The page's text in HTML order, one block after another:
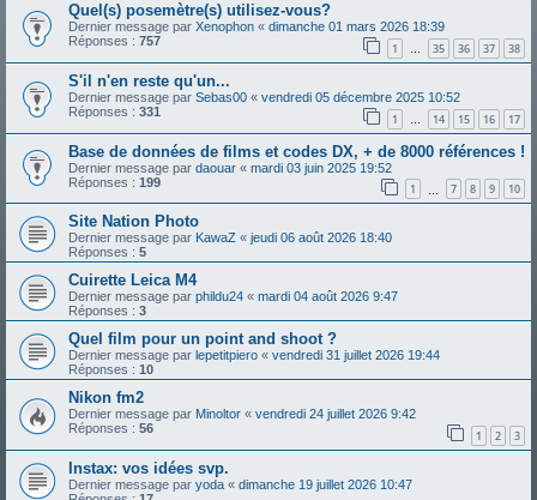
Quel(s) posemètre(s) utilisez-vous?
Dernier message par Xenophon « dimanche 01 mars 2026 18:39
Réponses : 757 1 … 35 36 37 38
S'il n'en reste qu'un...
Dernier message par Sebas00 « vendredi 05 décembre 2025 10:52
Réponses : 331 1 … 14 15 16 17
Base de données de films et codes DX, + de 8000 références !
Dernier message par daouar « mardi 03 juin 2025 19:52
Réponses : 199 1 7 8 9 10
Site Nation Photo
Dernier message par KawaZ « jeudi 06 août 2026 18:40
Réponses : 5
Cuirette Leica M4
Dernier message par phildu24 « mardi 04 août 2026 9:47
Réponses : 3
Quel film pour un point and shoot ?
Dernier message par lepetitpiero « vendredi 31 juillet 2026 19:44
Réponses : 10
Nikon fm2
Dernier message par Minoltor « vendredi 24 juillet 2026 9:42
Réponses : 56 1 2 3
Instax: vos idées svp.
Dernier message par yoda « dimanche 19 juillet 2026 10:47